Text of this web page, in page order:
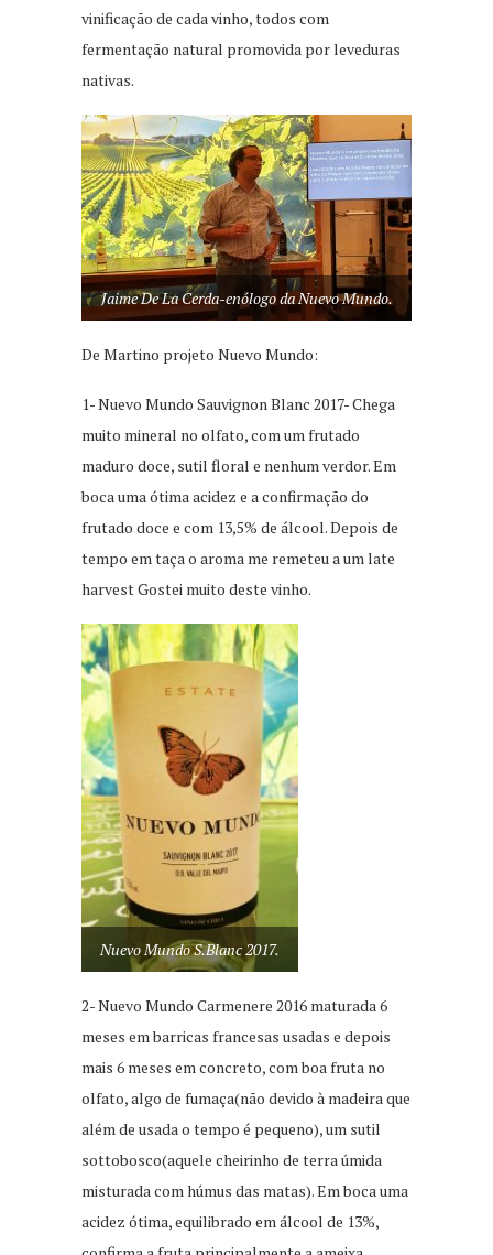
vinificação de cada vinho, todos com
fermentação natural promovida por leveduras
nativas.
Jaime De La Cerda-enólogo da Nuevo Mundo.
De Martino projeto Nuevo Mundo:
1- Nuevo Mundo Sauvignon Blanc 2017- Chega
muito mineral no olfato, com um frutado
maduro doce, sutil floral e nenhum verdor. Em
boca uma ótima acidez e a confirmação do
frutado doce e com 13,5% de álcool. Depois de
tempo em taça o aroma me remeteu a um late
harvest Gostei muito deste vinho.
Nuevo Mundo S.Blanc 2017.
2- Nuevo Mundo Carmenere 2016 maturada 6
meses em barricas francesas usadas e depois
mais 6 meses em concreto, com boa fruta no
olfato, algo de fumaça(não devido à madeira que
além de usada o tempo é pequeno), um sutil
sottobosco(aquele cheirinho de terra úmida
misturada com húmus das matas). Em boca uma
acidez ótima, equilibrado em álcool de 13%,